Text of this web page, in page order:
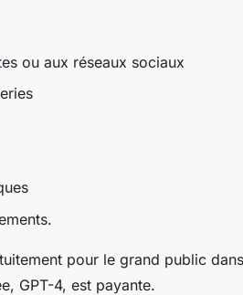
ou aux réseaux sociaux
pour le grand public
GPT-4, est payante.